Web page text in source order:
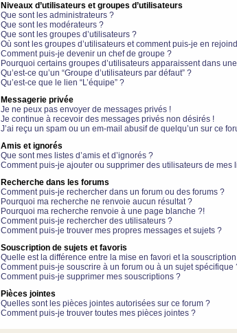
Niveaux d’utilisateurs et groupes d’utilisateurs
Que sont les administrateurs ?
Que sont les modérateurs ?
Que sont les groupes d’utilisateurs ?
Où sont les groupes d’utilisateurs et comment puis-je en
Comment puis-je devenir un chef de groupe ?
Pourquoi certains groupes d’utilisateurs apparaissent dans
Qu’est-ce qu’un “Groupe d’utilisateurs par défaut” ?
Qu’est-ce que le lien “L’équipe” ?
Messagerie privée
Je ne peux pas envoyer de messages privés !
Je continue à recevoir des messages privés non désirés !
J’ai reçu un spam ou un em-mail abusif de quelqu’un sur ce
Amis et ignorés
Que sont mes listes d’amis et d’ignorés ?
Comment puis-je ajouter ou supprimer des utilisateurs de mes
Recherche dans les forums
Comment puis-je rechercher dans un forum ou des forums ?
Pourquoi ma recherche ne renvoie aucun résultat ?
Pourquoi ma recherche renvoie à une page blanche ?!
Comment puis-je rechercher des utilisateurs ?
Comment puis-je trouver mes propres messages et sujets ?
Souscription de sujets et favoris
Quelle est la différence entre la mise en favori et la
Comment puis-je souscrire à un forum ou à un sujet spécifique
Comment puis-je supprimer mes souscriptions ?
Pièces jointes
Quelles sont les pièces jointes autorisées sur ce forum ?
Comment puis-je trouver toutes mes pièces jointes ?